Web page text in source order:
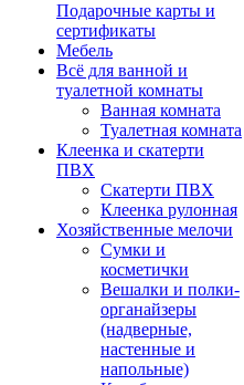
Подарочные карты и
сертификаты
Мебель
Всё для ванной и
туалетной комнаты
Ванная комната
Туалетная комната
Клеенка и скатерти
ПВХ
Скатерти ПВХ
Клеенка рулонная
Хозяйственные мелочи
Сумки и
косметички
Вешалки и полки-
органайзеры
(надверные,
настенные и
напольные)